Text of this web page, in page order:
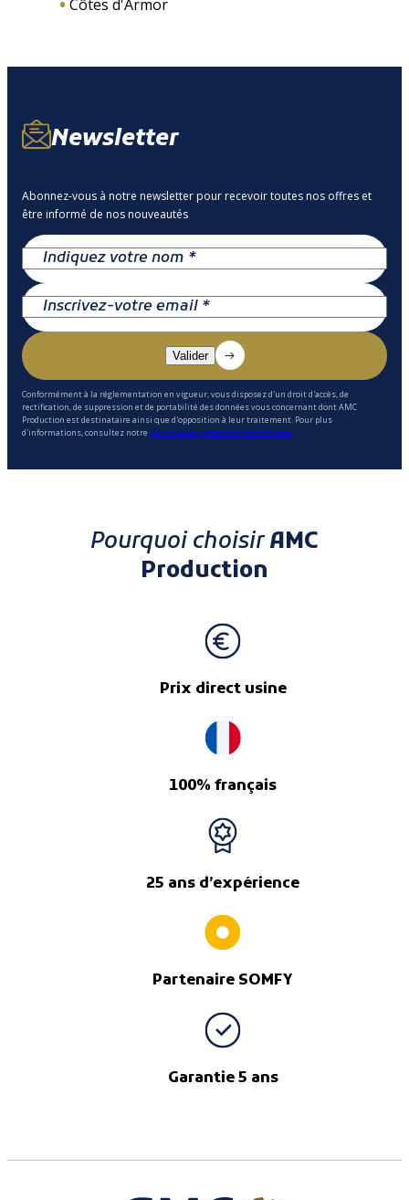
Côtes d'Armor
Newsletter
Abonnez-vous à notre newsletter pour recevoir toutes nos offres et
être informé de nos nouveautés
Conformément à la réglementation en vigueur, vous disposez d'un droit d'accès, de
rectification, de suppression et de portabilité des données vous concernant dont AMC
Production est destinataire ainsi que d'opposition à leur traitement. Pour plus
d'informations, consultez notre politique de protection des données.
Pourquoi choisirAMC
Production
Prix direct usine
100% français
25 ans d’expérience
Partenaire SOMFY
Garantie 5 ans